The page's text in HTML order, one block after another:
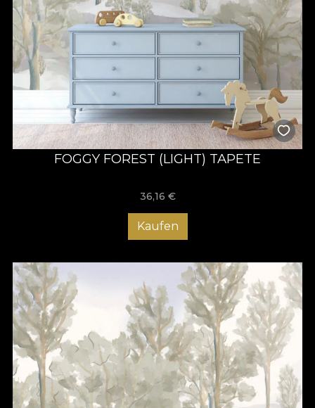
FOGGY FOREST (LIGHT) TAPETE
36,16 €
Kaufen